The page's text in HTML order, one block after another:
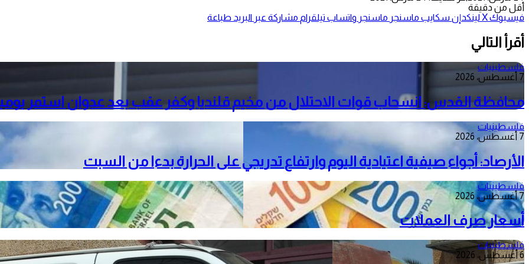
أقل من دقيقة
فيسبوك‫Xلينكدإن سكايب ماسنجر ماسنجر واتساب تيلقرام مشاركة عبر البريد طباعة
أقرأ التالي
فلسطينيات
7 أغسطس، 2026
محافظة القدس: انسحاب قوات الاحتلال من مخيم قلنديا وكفر عقب بعد عدوان استمر
فلسطينيات
7 أغسطس، 2026
الأرصاد: أجواء صيفية اعتيادية اليوم وارتفاع تدريجي على الحرارة بدءا من السبت
فلسطينيات
7 أغسطس، 2026
أسعار صرف العملات
فلسطينيات
6 أغسطس، 2026